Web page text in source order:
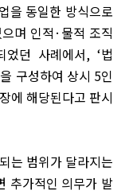
을 동일한 방식으로
며 인적 · 물적 조직
었던 사례에서, ‘법
구성하여 상시 5인
에 해당된다고 판시
는 범위가 달라지는
추가적인 의무가 발